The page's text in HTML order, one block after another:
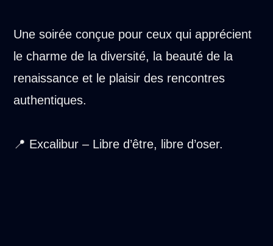
Une soirée conçue pour ceux qui apprécient
le charme de la diversité, la beauté de la
renaissance et le plaisir des rencontres
authentiques.
📍 Excalibur – Libre d’être, libre d’oser.